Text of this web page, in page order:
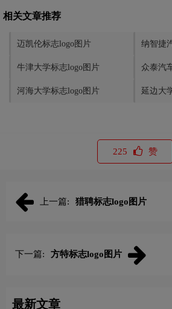
相关文章推荐
迈凯伦标志logo图片 纳智捷
牛津大学标志logo图片 众泰汽
河海大学标志logo图片 延边大
225 赞
上一篇: 猎聘标志logo图片
下一篇: 方特标志logo图片
最新文章